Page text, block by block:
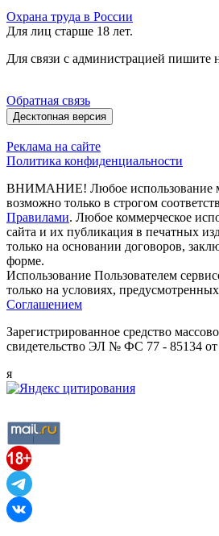
Охрана труда в России
Для лиц старше 18 лет.
Для связи с администрацией пишите
Обратная связь
Десктопная версия
Реклама на сайте
Политика конфиденциальности
ВНИМАНИЕ! Любое использование
возможно только в строгом
Правилами. Любое коммерческое
сайта и их публикация в печатных
только на основании договоров,
форме.
Использование Пользователем
только на условиях, предусмотренных
Соглашением
Зарегистрированное средство
свидетельство ЭЛ № ФС 77 - 85134 от
я